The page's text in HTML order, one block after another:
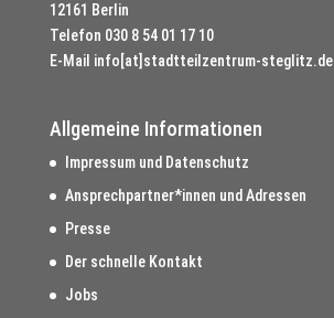
12161 Berlin
Telefon 030 8 54 01 17 10
E-Mail info[at]stadtteilzentrum-steglitz.de
Allgemeine Informationen
Impressum und Datenschutz
Ansprechpartner*innen und Adressen
Presse
Der schnelle Kontakt
Jobs